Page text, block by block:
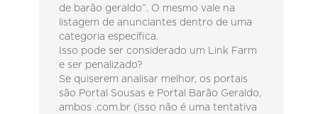
de barão geraldo”. O mesmo vale na
listagem de anunciantes dentro de uma
categoria específica.
Isso pode ser considerado um Link Farm
e ser penalizado?
Se quiserem analisar melhor, os portais
são Portal Sousas e Portal Barão Geraldo,
ambos .com.br (isso não é uma tentativa